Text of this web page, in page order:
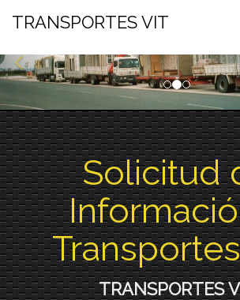
TRANSPORTES VIT
Solicitud
TRANSPORTES